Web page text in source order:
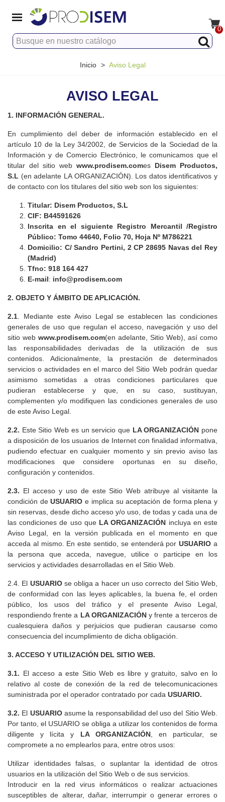
0
Inicio > Aviso Legal
AVISO LEGAL
1. INFORMACIÓN GENERAL.
En cumplimiento del deber de información establecido en el
artículo 10 de la Ley 34/2002, de Servicios de la Sociedad de la
Información y de Comercio Electrónico, le comunicamos que el
titular del sitio web www.prodisem.comes Disem Productos,
S.L (en adelante LA ORGANIZACIÓN). Los datos identificativos y
de contacto con los titulares del sitio web son los siguientes:
Titular: Disem Productos, S.L
CIF: B44591626
Inscrita en el siguiente Registro Mercantil /Registro
Público: Tomo 44640, Folio 70, Hoja Nº M786221
Domicilio: C/ Sandro Pertini, 2 CP 28695 Navas del Rey
(Madrid)
Tfno: 918 164 427
E-mail: info@prodisem.com
2. OBJETO Y ÁMBITO DE APLICACIÓN.
2.1. Mediante este Aviso Legal se establecen las condiciones
generales de uso que regulan el acceso, navegación y uso del
sitio web www.prodisem.com(en adelante, Sitio Web), así como
las responsabilidades derivadas de la utilización de sus
contenidos. Adicionalmente, la prestación de determinados
servicios o actividades en el marco del Sitio Web podrán quedar
asimismo sometidas a otras condiciones particulares que
pudieran establecerse y que, en su caso, sustituyan,
complementen y/o modifiquen las condiciones generales de uso
de este Aviso Legal.
2.2. Este Sitio Web es un servicio que LA ORGANIZACIÓN pone
a disposición de los usuarios de Internet con finalidad informativa,
pudiendo efectuar en cualquier momento y sin previo aviso las
modificaciones que considere oportunas en su diseño,
configuración y contenidos.
2.3. El acceso y uso de este Sitio Web atribuye al visitante la
condición deUSUARIO e implica su aceptación de forma plena y
sin reservas, desde dicho acceso y/o uso, de todas y cada una de
las condiciones de uso que LA ORGANIZACIÓN incluya en este
Aviso Legal, en la versión publicada en el momento en que
acceda al mismo. En este sentido, se entenderá porUSUARIO a
la persona que acceda, navegue, utilice o participe en los
servicios y actividades desarrolladas en el Sitio Web.
2.4. El USUARIO se obliga a hacer un uso correcto del Sitio Web,
de conformidad con las leyes aplicables, la buena fe, el orden
público, los usos del tráfico y el presente Aviso Legal,
respondiendo frente a LA ORGANIZACIÓNy frente a terceros de
cualesquiera daños y perjuicios que pudieran causarse como
consecuencia del incumplimiento de dicha obligación.
3. ACCESO Y UTILIZACIÓN DEL SITIO WEB.
3.1. El acceso a este Sitio Web es libre y gratuito, salvo en lo
relativo al coste de conexión de la red de telecomunicaciones
suministrada por el operador contratado por cada USUARIO.
3.2. El USUARIOasume la responsabilidad del uso del Sitio Web.
Por tanto, el USUARIO se obliga a utilizar los contenidos de forma
diligente y lícita y LA ORGANIZACIÓN, en particular, se
compromete a no emplearlos para, entre otros usos:
Utilizar identidades falsas, o suplantar la identidad de otros
usuarios en la utilización del Sitio Web o de sus servicios.
Introducir en la red virus informáticos o realizar actuaciones
susceptibles de alterar, dañar, interrumpir o generar errores o